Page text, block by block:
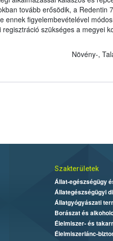
tovább erősödik, a Redentin
ennek figyelembevételével
szükséges a megyei
Növény-,
Szakterületek
Állat-egészségügy
Állategészségügyi
Állatgyógyászati
Borászat és
Élelmiszer- és
Élelmiszerlánc-